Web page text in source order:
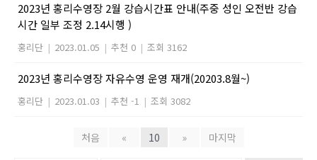
2023년 홍리수영장 2월 강습시간표 안내(주중 성인 오전반 강습
시간 일부 조정 2.14시행 )
홍리단 | 2023.01.05 | 추천 0 | 조회 3162
2023년 홍리수영장 자유수영 운영 재개(20203.8월~)
홍리단 | 2023.01.03 | 추천 -1 | 조회 3082
처음 « 10 » 마지막